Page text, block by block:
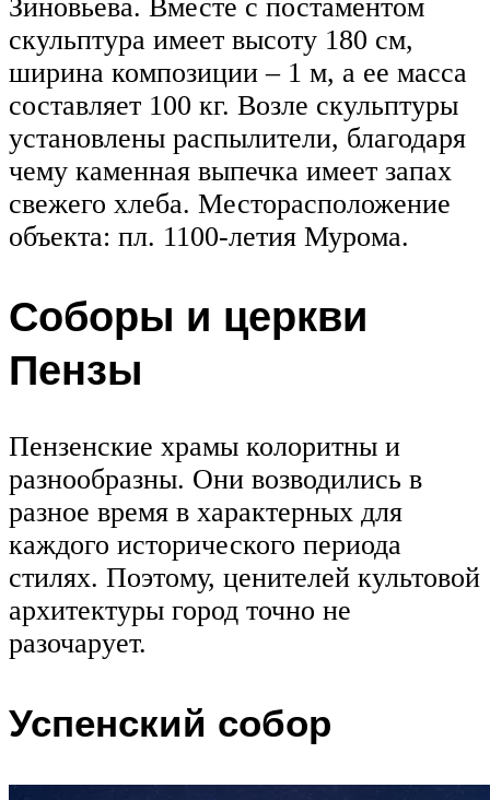
Зиновьева. Вместе с постаментом
скульптура имеет высоту 180 см,
ширина композиции – 1 м, а ее масса
составляет 100 кг. Возле скульптуры
установлены распылители, благодаря
чему каменная выпечка имеет запах
свежего хлеба. Месторасположение
объекта: пл. 1100-летия Мурома.
Соборы и церкви
Пензы
Пензенские храмы колоритны и
разнообразны. Они возводились в
разное время в характерных для
каждого исторического периода
стилях. Поэтому, ценителей культовой
архитектуры город точно не
разочарует.
Успенский собор